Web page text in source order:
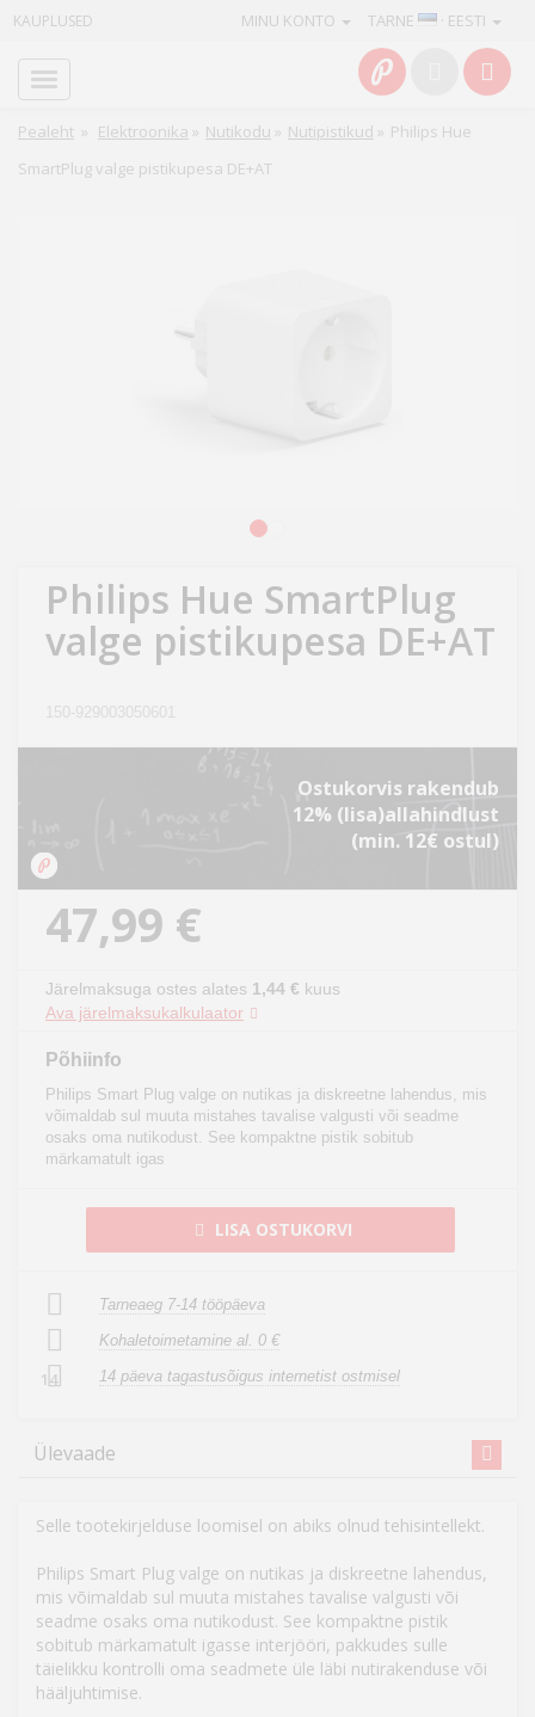
KAUPLUSED TARNE · EESTI
MINU KONTO
Pealeht » Elektroonika » Nutikodu » Nutipistikud » Philips Hue
SmartPlug valge pistikupesa DE+AT
Philips Hue SmartPlug
valge pistikupesa DE+AT
150-929003050601
Ostukorvis rakendub
12% (lisa)allahindlust
(min. 12€ ostul)
47,99 €
Järelmaksuga ostes alates 1,44 € kuus
Ava järelmaksukalkulaator
Põhiinfo
Philips Smart Plug valge on nutikas ja diskreetne lahendus, mis
võimaldab sul muuta mistahes tavalise valgusti või seadme
osaks oma nutikodust. See kompaktne pistik sobitub
märkamatult igas
LISA OSTUKORVI
Tarneaeg 7-14 tööpäeva
Kohaletoimetamine al. 0 €
14 14 päeva tagastusõigus internetist ostmisel
Ülevaade
Selle tootekirjelduse loomisel on abiks olnud tehisintellekt.
Philips Smart Plug valge on nutikas ja diskreetne lahendus,
mis võimaldab sul muuta mistahes tavalise valgusti või
seadme osaks oma nutikodust. See kompaktne pistik
sobitub märkamatult igasse interjööri, pakkudes sulle
täielikku kontrolli oma seadmete üle läbi nutirakenduse või
hääljuhtimise.
Info
Teenused
aed
hobi
Mänguasjad
Auto